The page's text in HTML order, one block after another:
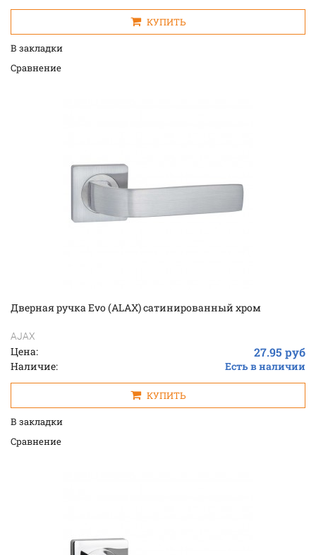
КУПИТЬ
В закладки
Cравнение
Дверная ручка Evo (ALAX) сатинированный хром
AJAX
Цена: 27.95 руб
Наличие: Есть в наличии
КУПИТЬ
В закладки
Cравнение